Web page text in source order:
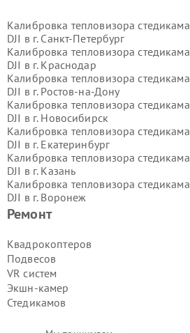
Ремонт
Квадрокоптеров
Подвесов
VR систем
Экшн-камер
Стедикамов
Калибровка тепловизора стедикама
DJI в г. Санкт-Петербург
Калибровка тепловизора стедикама
DJI в г. Краснодар
Калибровка тепловизора стедикама
DJI в г. Ростов-на-Дону
Калибровка тепловизора стедикама
DJI в г. Новосибирск
Калибровка тепловизора стедикама
DJI в г. Екатеринбург
Калибровка тепловизора стедикама
DJI в г. Казань
Калибровка тепловизора стедикама
DJI в г. Воронеж
Калибровка тепловизора стедикама
Калибровка тепловизора стедикама
DJI в г.Самара
Калибровка тепловизора стедикама
DJI в г.Пермь
Калибровка тепловизора стедикама
DJI в г.Красноярск
Ижевск